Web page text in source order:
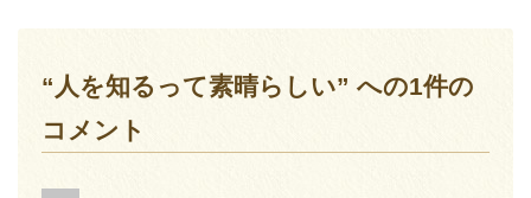
“人を知るって素晴らしい” への1件の
コメント